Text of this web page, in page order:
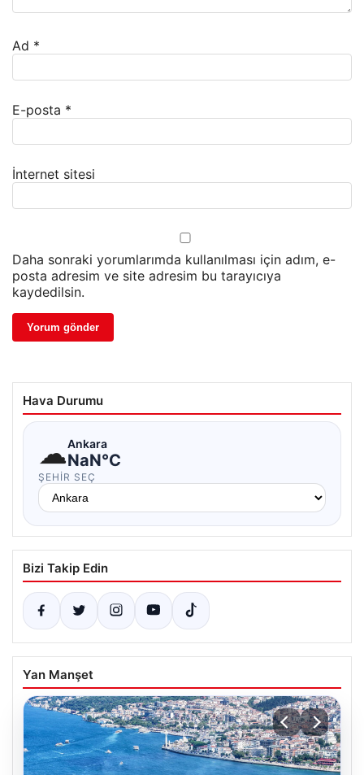
Ad *
E-posta *
İnternet sitesi
Daha sonraki yorumlarımda kullanılması için adım, e-
posta adresim ve site adresim bu tarayıcıya
kaydedilsin.
Hava Durumu
☁Ankara
NaN°C
ŞEHIR SEÇ
Bizi Takip Edin
Yan Manşet